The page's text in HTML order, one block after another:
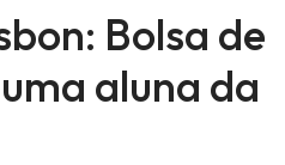
Bolsa de
aluna da